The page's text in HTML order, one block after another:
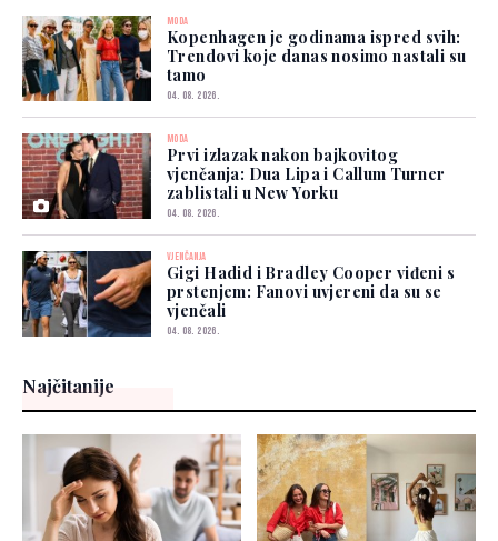
MODA
Kopenhagen je godinama ispred svih:
Trendovi koje danas nosimo nastali su
tamo
04. 08. 2026.
MODA
Prvi izlazak nakon bajkovitog
vjenčanja: Dua Lipa i Callum Turner
zablistali u New Yorku
04. 08. 2026.
VJENČANJA
Gigi Hadid i Bradley Cooper viđeni s
prstenjem: Fanovi uvjereni da su se
vjenčali
04. 08. 2026.
Najčitanije